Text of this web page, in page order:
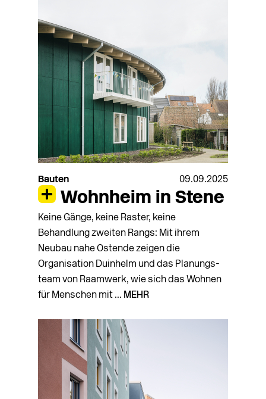
Bauten 09.09.2025
Wohnheim in Stene
Keine Gänge, keine Raster, keine
Behandlung zweiten Rangs: Mit ihrem
Neubau nahe Ostende zeigen die
Organisation Duinhelm und das Planungs-
team von Raamwerk, wie sich das Wohnen
für Menschen mit ... MEHR